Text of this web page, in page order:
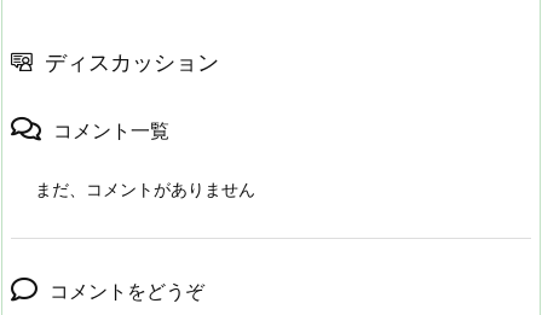
ディスカッション
コメント一覧
まだ、コメントがありません
コメントをどうぞ